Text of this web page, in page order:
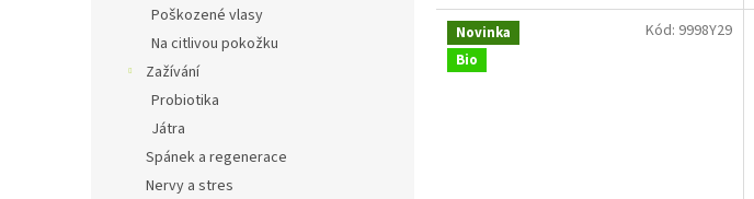
Poškozené vlasy
Na citlivou pokožku
Zažívání
Probiotika
Játra
Spánek a regenerace
Nervy a stres
Novinka
Bio
Kód: 9998Y29